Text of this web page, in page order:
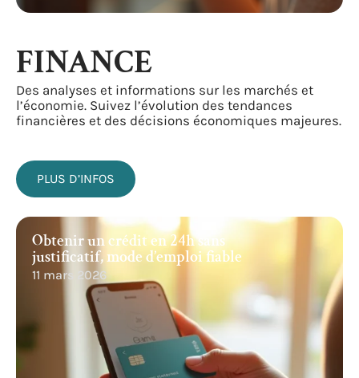
Obtenir un crédit en 24h sans
justificatif, mode d’emploi fiable
11 mars 2026
FINANCE
Des analyses et informations sur les marchés et
l’économie. Suivez l’évolution des tendances
financières et des décisions économiques majeures.
PLUS D’INFOS